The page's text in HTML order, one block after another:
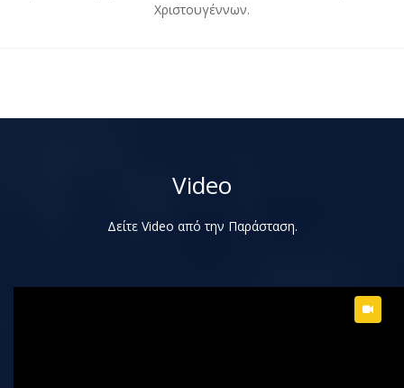
Χριστουγέννων.
Video
Δείτε Video από την Παράσταση.